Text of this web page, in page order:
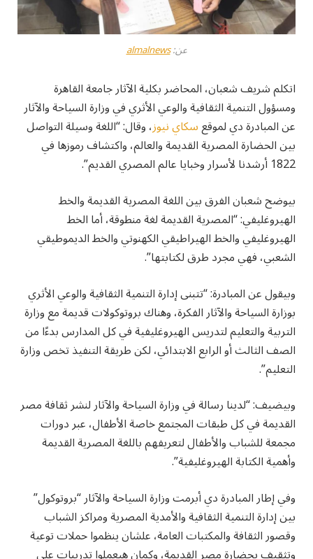
عن:almalnews
اتكلم شريف شعبان، المحاضر بكلية الآثار جامعة القاهرة
ومسؤول التنمية الثقافية والوعي الأثري في وزارة السياحة والآثار
عن المبادرة دي لموقعسكاي نيوز، وقال: “اللغة وسيلة التواصل
بين الحضارة المصرية القديمة والعالم، واكتشاف رموزها في
1822 أرشدنا لأسرار وخبايا عالم المصري القديم”.
بيوضح شعبان الفرق بين اللغة المصرية القديمة والخط
الهيروغليفي: “المصرية القديمة لغة منطوقة، أما الخط
الهيروغليفي والخط الهيراطيقي الكهنوتي والخط الديموطيقي
الشعبي، فهي مجرد طرق لكتابتها”.
وبيقول عن المبادرة: “تتبنى إدارة التنمية الثقافية والوعي الأثري
بوزارة السياحة والآثار الفكرة، وهناك بروتوكولات قديمة مع وزارة
التربية والتعليم لتدريس الهيروغليفية في كل المدارس بدءًا من
الصف الثالث أو الرابع الابتدائي، لكن طريقة التنفيذ تخص وزارة
التعليم”.
وبيضيف: “لدينا رسالة في وزارة السياحة والآثار لنشر ثقافة مصر
القديمة في كل طبقات المجتمع خاصة الأطفال، عبر دورات
مجمعة للشباب والأطفال لتعريفهم باللغة المصرية القديمة
وأهمية الكتابة الهيروغليفية”.
وفي إطار المبادرة دي أبرمت وزارة السياحة والآثار “بروتوكول”
بين إدارة التنمية الثقافية والأمدية المصرية ومراكز الشباب
وقصور الثقافة والمكتبات العامة، علشان ينظموا حملات توعية